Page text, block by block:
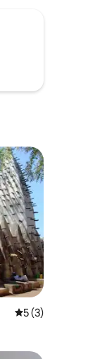
평점 5점(5점 만점
5 (3)